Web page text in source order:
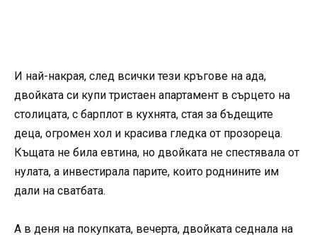
И най-накрая, след всички тези кръгове на ада,
двойката си купи тристаен апартамент в сърцето на
столицата, с барплот в кухнята, стая за бъдещите
деца, огромен хол и красива гледка от прозореца.
Къщата не била евтина, но двойката не спестявала от
нулата, а инвестирала парите, които роднините им
дали на сватбата.
А в деня на покупката, вечерта, двойката седнала на